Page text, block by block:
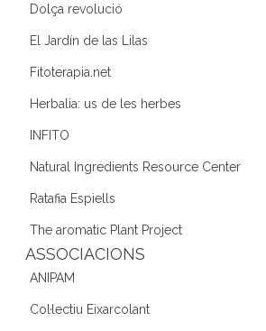
Dolça revolució
El Jardín de las Lilas
Fitoterapia.net
Herbalia: us de les herbes
INFITO
Natural Ingredients Resource Center
Ratafia Espiells
The aromatic Plant Project
ASSOCIACIONS
ANIPAM
Col·lectiu Eixarcolant